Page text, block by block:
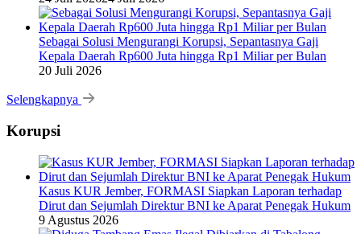
Sebagai Solusi Mengurangi Korupsi, Sepantasnya Gaji
Kepala Daerah Rp600 Juta hingga Rp1 Miliar per Bulan
20 Juli 2026
Selengkapnya
Korupsi
Kasus KUR Jember, FORMASI Siapkan Laporan terhadap
Dirut dan Sejumlah Direktur BNI ke Aparat Penegak Hukum
9 Agustus 2026